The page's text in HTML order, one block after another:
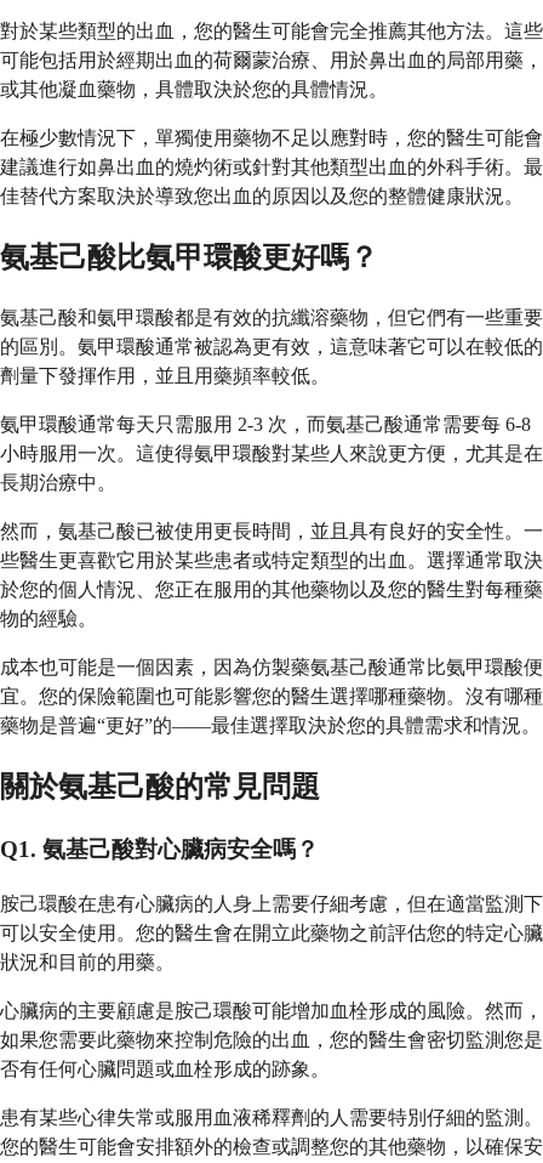
對於某些類型的出血，您的醫生可能會完全推薦其他方法。這些
可能包括用於經期出血的荷爾蒙治療、用於鼻出血的局部用藥，
或其他凝血藥物，具體取決於您的具體情況。
在極少數情況下，單獨使用藥物不足以應對時，您的醫生可能會
建議進行如鼻出血的燒灼術或針對其他類型出血的外科手術。最
佳替代方案取決於導致您出血的原因以及您的整體健康狀況。
氨基己酸比氨甲環酸更好嗎？
氨基己酸和氨甲環酸都是有效的抗纖溶藥物，但它們有一些重要
的區別。氨甲環酸通常被認為更有效，這意味著它可以在較低的
劑量下發揮作用，並且用藥頻率較低。
氨甲環酸通常每天只需服用 2-3 次，而氨基己酸通常需要每 6-8
小時服用一次。這使得氨甲環酸對某些人來說更方便，尤其是在
長期治療中。
然而，氨基己酸已被使用更長時間，並且具有良好的安全性。一
些醫生更喜歡它用於某些患者或特定類型的出血。選擇通常取決
於您的個人情況、您正在服用的其他藥物以及您的醫生對每種藥
物的經驗。
成本也可能是一個因素，因為仿製藥氨基己酸通常比氨甲環酸便
宜。您的保險範圍也可能影響您的醫生選擇哪種藥物。沒有哪種
藥物是普遍“更好”的——最佳選擇取決於您的具體需求和情況。
關於氨基己酸的常見問題
Q1. 氨基己酸對心臟病安全嗎？
胺己環酸在患有心臟病的人身上需要仔細考慮，但在適當監測下
可以安全使用。您的醫生會在開立此藥物之前評估您的特定心臟
狀況和目前的用藥。
心臟病的主要顧慮是胺己環酸可能增加血栓形成的風險。然而，
如果您需要此藥物來控制危險的出血，您的醫生會密切監測您是
否有任何心臟問題或血栓形成的跡象。
患有某些心律失常或服用血液稀釋劑的人需要特別仔細的監測。
您的醫生可能會安排額外的檢查或調整您的其他藥物，以確保安